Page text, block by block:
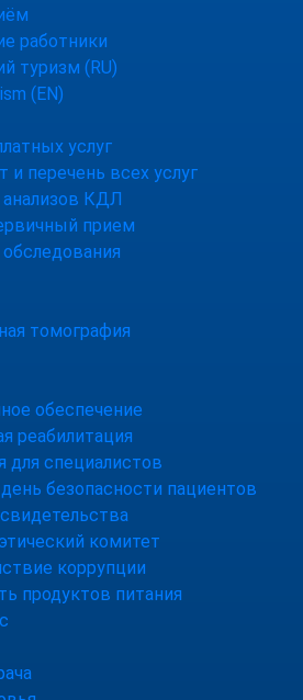
работники
туризм (RU)
(EN)
услуг
и перечень всех услуг
КДЛ
прием
томография
обеспечение
реабилитация
специалистов
безопасности пациентов
комитет
коррупции
продуктов питания